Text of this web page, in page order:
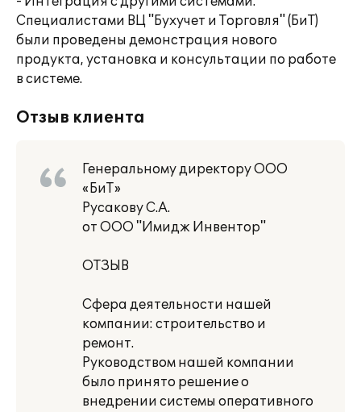
Специалистами ВЦ "Бухучет и Торговля" (БиТ)
были проведены демонстрация нового
продукта, установка и консультации по работе
в системе.
Отзыв клиента
Генеральному директору ООО
«БиТ»
Русакову С.А.
от ООО "Имидж Инвентор"
ОТЗЫВ
Сфера деятельности нашей
компании: строительство и
ремонт.
Руководством нашей компании
было принято решение о
внедрении системы оперативного